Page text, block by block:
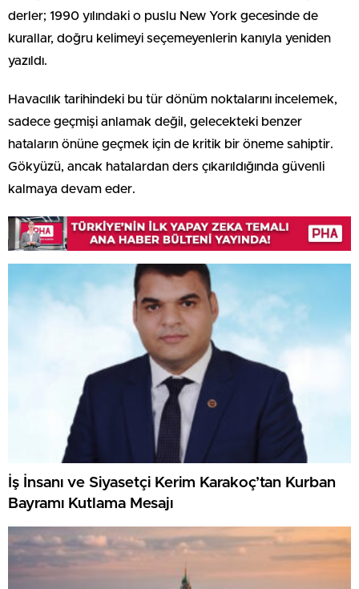
derler; 1990 yılındaki o puslu New York gecesinde de
kurallar, doğru kelimeyi seçemeyenlerin kanıyla yeniden
yazıldı.
Havacılık tarihindeki bu tür dönüm noktalarını incelemek,
sadece geçmişi anlamak değil, gelecekteki benzer
hataların önüne geçmek için de kritik bir öneme sahiptir.
Gökyüzü, ancak hatalardan ders çıkarıldığında güvenli
kalmaya devam eder.
İş İnsanı ve Siyasetçi Kerim Karakoç’tan Kurban
Bayramı Kutlama Mesajı